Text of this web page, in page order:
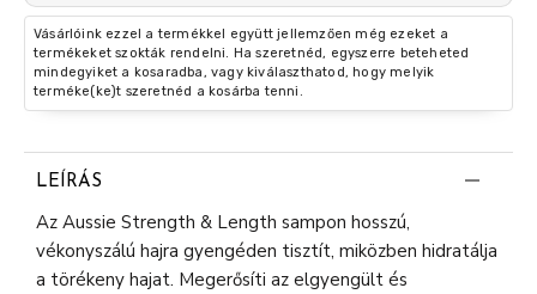
Vásárlóink ezzel a termékkel együtt jellemzően még ezeket a
termékeket szokták rendelni. Ha szeretnéd, egyszerre beteheted
mindegyiket a kosaradba, vagy kiválaszthatod, hogy melyik
terméke(ke)t szeretnéd a kosárba tenni.
LEÍRÁS
Az Aussie Strength & Length sampon hosszú,
vékonyszálú hajra gyengéden tisztít, miközben hidratálja
a törékeny hajat. Megerősíti az elgyengült és